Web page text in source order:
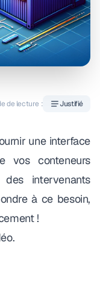
de lecture : Justifié
une interface
vos conteneurs
intervenants
à ce besoin,
!